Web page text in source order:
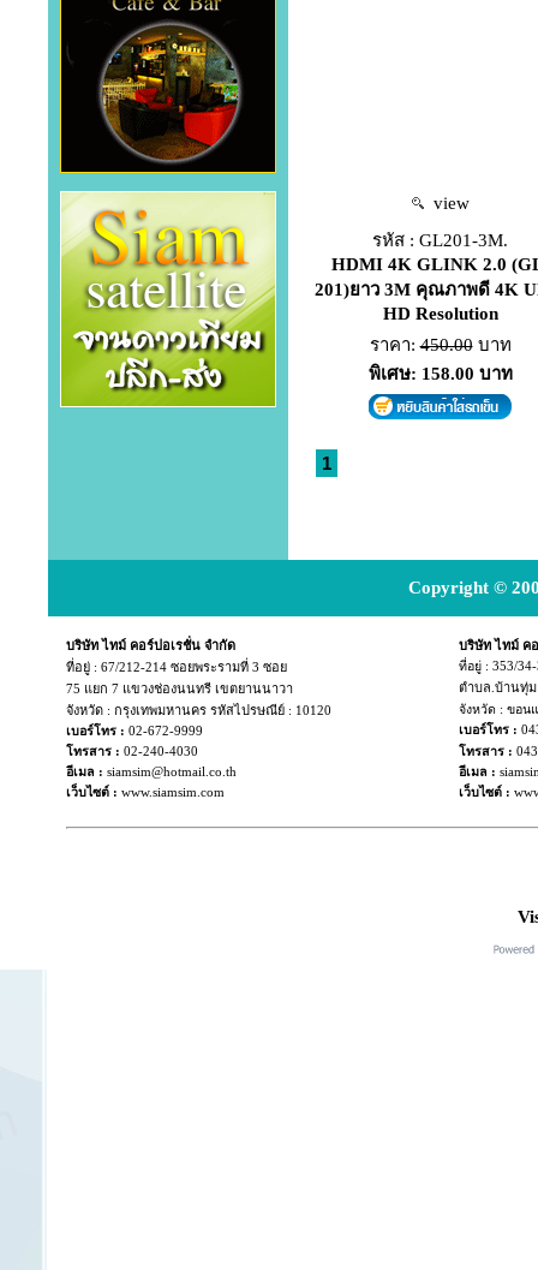
view
รหัส : GL201-3M.
HDMI 4K GLINK 2.0
201)ยาว 3M คุณภาพดี 4K
HD Resolution
ราคา:450.00บาท
พิเศษ: 158.00 บาท
1
Copyright ©
บริษัท ไทม์ คอร์ปอเรชั่น จำกัด
ที่อยู่ : 67/212-214 ซอยพระรามที่ 3 ซอย
75 แยก 7 แขวงช่องนนทรี เขตยานนาวา
จังหวัด : กรุงเทพมหานคร รหัสไปรษณีย์ : 10120
เบอร์โทร : 02-672-9999
โทรสาร : 02-240-4030
อีเมล : siamsim@hotmail.co.th
เว็บไซต์ : www.siamsim.com
บริษัท ไทม์ ค
ที่อยู่ : 353/
ตำบล.บ้านทุ่
จังหวัด : ขอน
เบอร์โทร :
โทรสาร :
อีเมล :
เว็บไซต์ :